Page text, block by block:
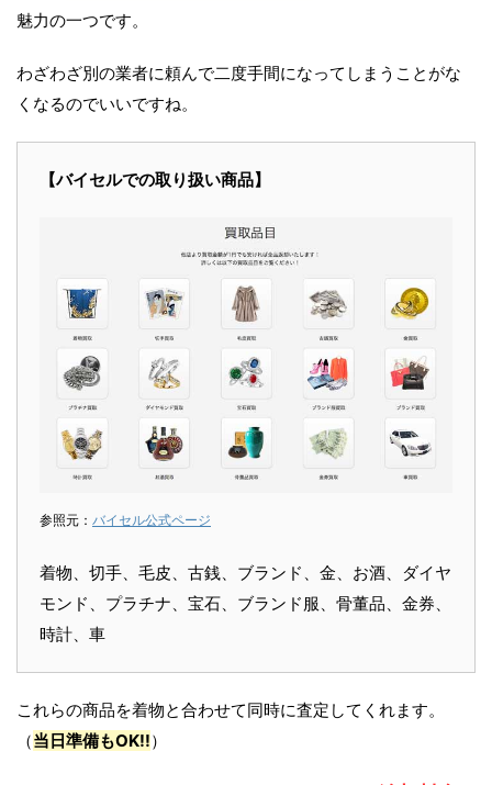
魅力の一つです。
わざわざ別の業者に頼んで二度手間になってしまうことがな
くなるのでいいですね。
【バイセルでの取り扱い商品】
参照元： バイセル公式ページ
着物、切手、毛皮、古銭、ブランド、金、お酒、ダイヤ
モンド、プラチナ、宝石、ブランド服、骨董品、金券、
時計、車
これらの商品を着物と合わせて同時に査定してくれます。
（当日準備もOK!!）